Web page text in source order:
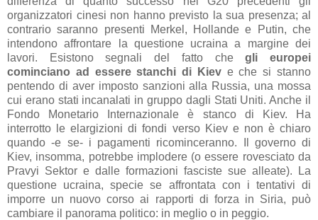
organizzatori cinesi non hanno previsto la sua presenza; al
contrario saranno presenti Merkel, Hollande e Putin, che
intendono affrontare la questione ucraina a margine dei
lavori. Esistono segnali del fatto chegli europei
cominciano ad essere stanchi di Kieve che si stanno
pentendo di aver imposto sanzioni alla Russia, una mossa
cui erano stati incanalati in gruppo dagli Stati Uniti. Anche il
Fondo Monetario Internazionale è stanco di Kiev. Ha
interrotto le elargizioni di fondi verso Kiev e non è chiaro
quando -e se- i pagamenti ricominceranno. Il governo di
Kiev, insomma, potrebbe implodere (o essere rovesciato da
Pravyi Sektor e dalle formazioni fasciste sue alleate). La
questione ucraina, specie se affrontata con i tentativi di
imporre un nuovo corso ai rapporti di forza in Siria, può
cambiare il panorama politico: in meglio o in peggio.